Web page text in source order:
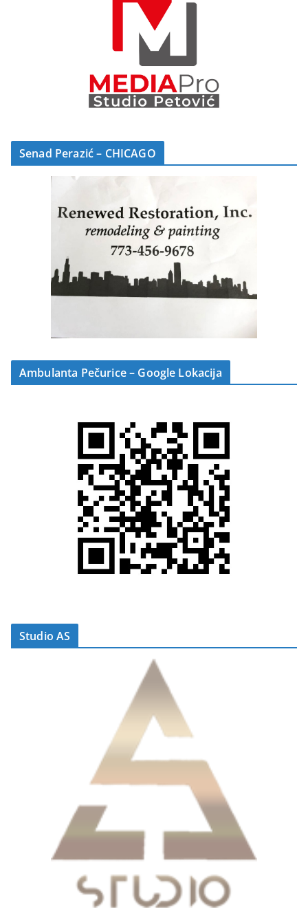
Senad Perazić – CHICAGO
Ambulanta Pečurice – Google Lokacija
Studio AS